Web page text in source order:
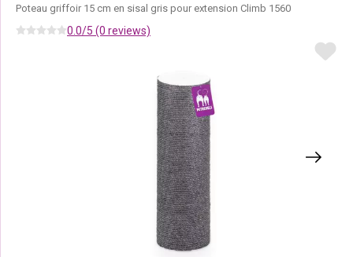
Poteau griffoir 15 cm en sisal gris pour extension Climb 1560
0.0/5 (0 reviews)